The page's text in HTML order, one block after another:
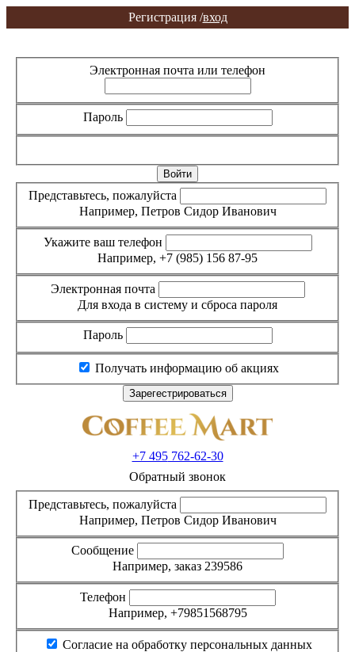
Регистрация /вход
Электронная почта или телефон
Пароль
Представьтесь, пожалуйста
Например, Петров Сидор Иванович
Укажите ваш телефон
Например, +7 (985) 156 87-95
Электронная почта
Для входа в систему и сброса пароля
Пароль
Получать информацию об акциях
+7 495762-62-30
Обратный звонок
Представьтесь, пожалуйста
Например, Петров Сидор Иванович
Сообщение
Например, заказ 239586
Телефон
Например, +79851568795
Согласие на обработку персональных данных